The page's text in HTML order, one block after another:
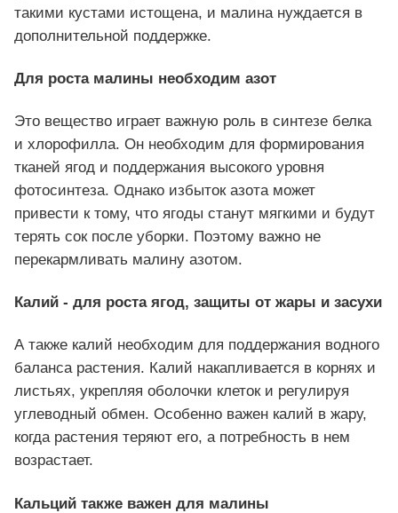
такими кустами истощена, и малина нуждается в
дополнительной поддержке.
Для роста малины необходим азот
Это вещество играет важную роль в синтезе белка
и хлорофилла. Он необходим для формирования
тканей ягод и поддержания высокого уровня
фотосинтеза. Однако избыток азота может
привести к тому, что ягоды станут мягкими и будут
терять сок после уборки. Поэтому важно не
перекармливать малину азотом.
Калий - для роста ягод, защиты от жары и засухи
А также калий необходим для поддержания водного
баланса растения. Калий накапливается в корнях и
листьях, укрепляя оболочки клеток и регулируя
углеводный обмен. Особенно важен калий в жару,
когда растения теряют его, а потребность в нем
возрастает.
Кальций также важен для малины